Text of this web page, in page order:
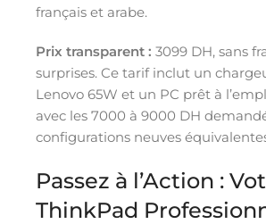
français et arabe.
Prix transparent : 3099 DH, sans
surprises. Ce tarif inclut un
Lenovo 65W et un PC prêt à
avec les 7000 à 9000 DH
configurations neuves
Passez à l’Action :
ThinkPad